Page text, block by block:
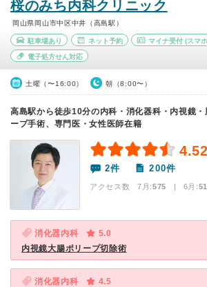
桜のみち内科クリニック
岡山県岡山市中区中井（高島駅）
駐車場あり ネット予約 マイナ受付 (スマ
電子処方せん対応
土曜（〜16:00） 朝（8:00〜）
高島駅から徒歩10分の内科・消化器科・内視鏡・
ープ手術、専門医・女性医師在籍
4.52
2件 200件
アクセス数 7月:575 | 6月:
消化器内科
5.0
内視鏡大腸ポリープ切除術
消化器内科
4.5